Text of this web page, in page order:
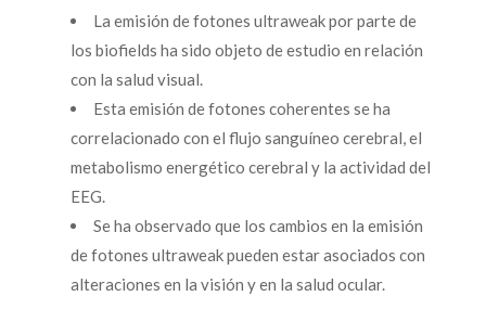
La emisión de fotones ultraweak por parte de
los biofields ha sido objeto de estudio en relación
con la salud visual.
Esta emisión de fotones coherentes se ha
correlacionado con el flujo sanguíneo cerebral, el
metabolismo energético cerebral y la actividad del
EEG.
Se ha observado que los cambios en la emisión
de fotones ultraweak pueden estar asociados con
alteraciones en la visión y en la salud ocular.